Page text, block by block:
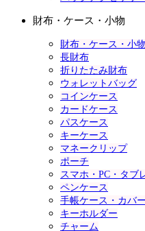
財布・ケース・小物
財布・ケース・小
長財布
折りたたみ財布
ウォレットバッグ
コインケース
カードケース
パスケース
キーケース
マネークリップ
ポーチ
スマホ・PC・タブ
ペンケース
手帳ケース・カバー
キーホルダー
チャーム